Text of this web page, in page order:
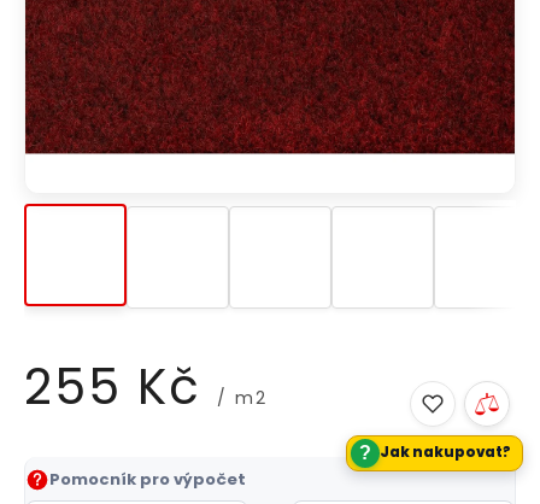
255 Kč / m2
Měrná
cena:
Pomocník pro výpočet
? Jak nakupovat?